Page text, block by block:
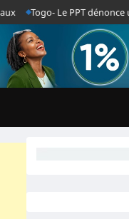
Le PPT dénonce une «